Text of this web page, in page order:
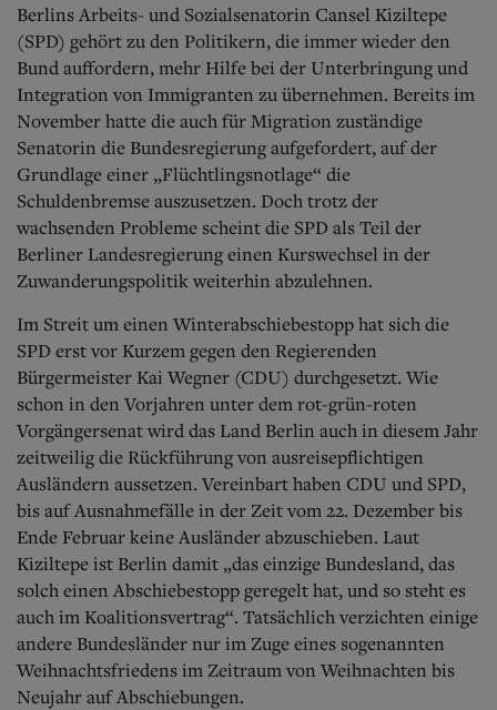
Start
Wer wir sind
Aktuelle Ausgabe
Abonnenten-Login
Abonnent werden
Abo Prämien
Archiv
Mediadaten
Danzig und Westpreußen
Bücher
Kontakt
Impressum
Datenschutz
Berlins Arbeits- und Sozialsenatorin Cansel Kiziltepe
(SPD) gehört zu den Politikern, die immer wieder den
Bund auffordern, mehr Hilfe bei der Unterbringung und
Integration von Immigranten zu übernehmen. Bereits im
November hatte die auch für Migration zuständige
Senatorin die Bundesregierung aufgefordert, auf der
Grundlage einer „Flüchtlingsnotlage“ die
Schuldenbremse auszusetzen. Doch trotz der
wachsenden Probleme scheint die SPD als Teil der
Berliner Landesregierung einen Kurswechsel in der
Zuwanderungspolitik weiterhin abzulehnen.
Im Streit um einen Winterabschiebestopp hat sich die
SPD erst vor Kurzem gegen den Regierenden
Bürgermeister Kai Wegner (CDU) durchgesetzt. Wie
schon in den Vorjahren unter dem rot-grün-roten
Vorgängersenat wird das Land Berlin auch in diesem Jahr
zeitweilig die Rückführung von ausreisepflichtigen
Ausländern aussetzen. Vereinbart haben CDU und SPD,
bis auf Ausnahmefälle in der Zeit vom 22. Dezember bis
Ende Februar keine Ausländer abzuschieben. Laut
Kiziltepe ist Berlin damit „das einzige Bundesland, das
solch einen Abschiebestopp geregelt hat, und so steht es
auch im Koalitionsvertrag“. Tatsächlich verzichten einige
andere Bundesländer nur im Zuge eines sogenannten
Weihnachtsfriedens im Zeitraum von Weihnachten bis
Neujahr auf Abschiebungen.